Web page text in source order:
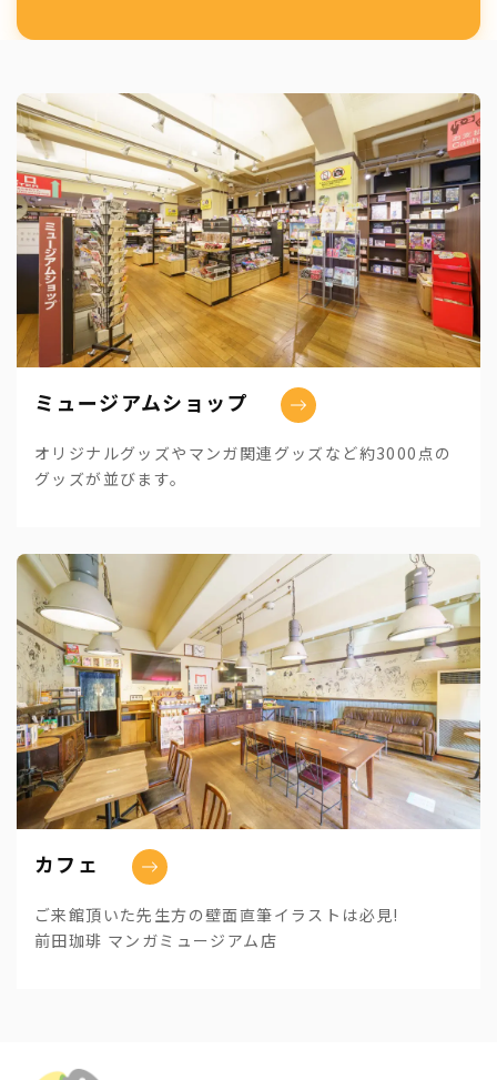
ミュージアムショップ
オリジナルグッズやマンガ関連グッズなど約3000点の
グッズが並びます。
カフェ
ご来館頂いた先生方の壁面直筆イラストは必見!
前田珈琲 マンガミュージアム店